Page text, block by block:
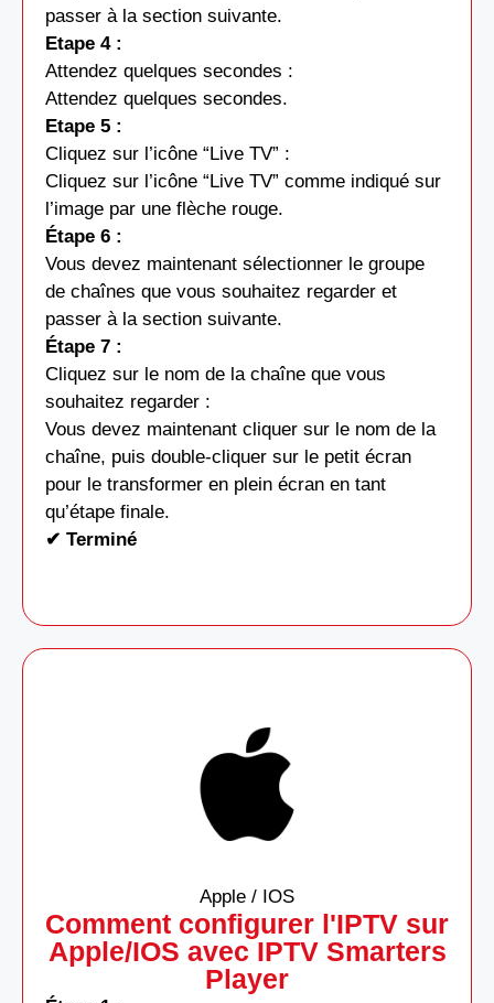
passer à la section suivante.
Etape 4 :
Attendez quelques secondes :
Attendez quelques secondes.
Etape 5 :
Cliquez sur l’icône “Live TV” :
Cliquez sur l’icône “Live TV” comme indiqué sur
l’image par une flèche rouge.
Étape 6 :
Vous devez maintenant sélectionner le groupe
de chaînes que vous souhaitez regarder et
passer à la section suivante.
Étape 7 :
Cliquez sur le nom de la chaîne que vous
souhaitez regarder :
Vous devez maintenant cliquer sur le nom de la
chaîne, puis double-cliquer sur le petit écran
pour le transformer en plein écran en tant
qu’étape finale.
✔ Terminé
Apple / IOS
Comment configurer l'IPTV sur
Apple/IOS avec IPTV Smarters
Player